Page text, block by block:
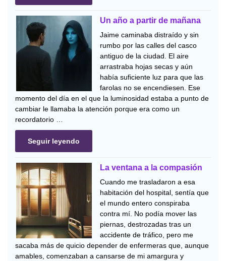
Un año a partir de mañana
Jaime caminaba distraído y sin
rumbo por las calles del casco
antiguo de la ciudad. El aire
arrastraba hojas secas y aún
había suficiente luz para que las
farolas no se encendiesen. Ese
momento del día en el que la luminosidad estaba a punto de
cambiar le llamaba la atención porque era como un
recordatorio …
Seguir leyendo
La ventana a la compasión
Cuando me trasladaron a esa
habitación del hospital, sentía que
el mundo entero conspiraba
contra mí. No podía mover las
piernas, destrozadas tras un
accidente de tráfico, pero me
sacaba más de quicio depender de enfermeras que, aunque
amables, comenzaban a cansarse de mi amargura y